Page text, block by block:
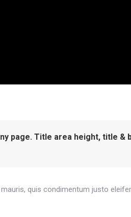
page. Title area height, title
quis condimentum justo